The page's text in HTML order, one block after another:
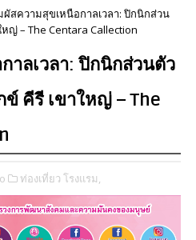
ผัสความสุขเหนือกาลเวลา: ปิกนิกส่วน
ญ่ – The Centara Callection
าลเวลา: ปิกนิกส่วนตัว
คีรี เขาใหญ่ – The
ท่องเที่ยว โรงแรม,